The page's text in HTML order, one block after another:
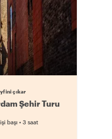
çıkar
Şehir Turu
başı• 3 saat